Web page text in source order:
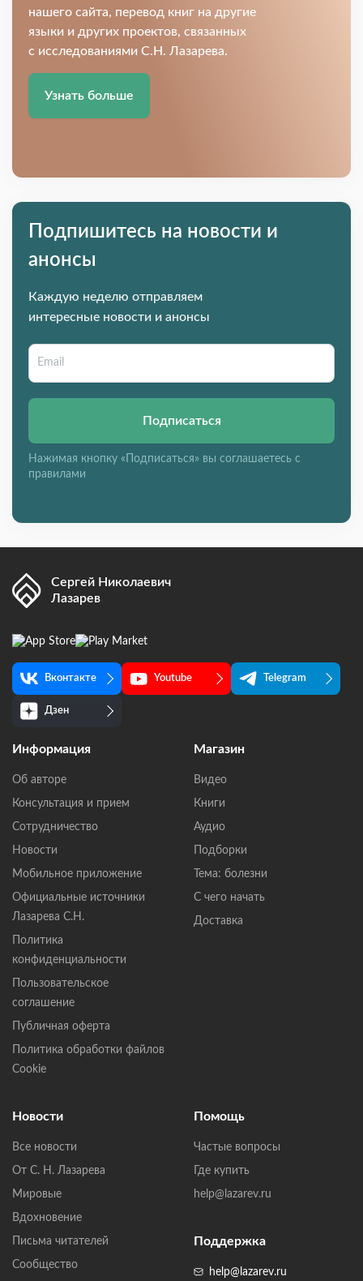
нашего сайта, перевод книг на другие
языки и других проектов, связанных
с исследованиями С.Н. Лазарева.
Узнать больше
Подпишитесь на новости и
анонсы
Каждую неделю отправляем
интересные новости и анонсы
Подписаться
Нажимая кнопку «Подписаться» вы соглашаетесь с
правилами
Сергей Николаевич
Лазарев
Вконтакте Youtube Telegram
Дзен
Информация
Об авторе
Консультация и прием
Сотрудничество
Новости
Мобильное приложение
Официальные источники
Лазарева С.Н.
Политика
конфиденциальности
Пользовательское
соглашение
Публичная оферта
Политика обработки файлов
Cookie
Магазин
Видео
Книги
Аудио
Подборки
Тема: болезни
С чего начать
Доставка
Новости
Все новости
От С. Н. Лазарева
Мировые
Вдохновение
Письма читателей
Сообщество
Помощь
Частые вопросы
Где купить
help@lazarev.ru
Поддержка
help@lazarev.ru